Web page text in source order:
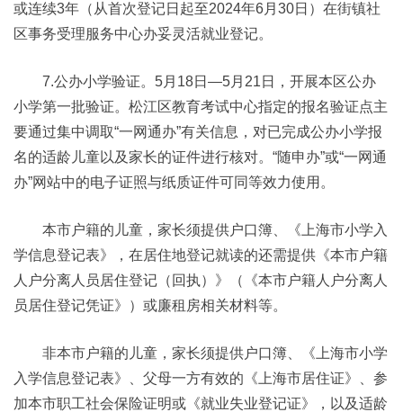
或连续3年（从首次登记日起至2024年6月30日）在街镇社
区事务受理服务中心办妥灵活就业登记。
7.公办小学验证。5月18日—5月21日，开展本区公办
小学第一批验证。松江区教育考试中心指定的报名验证点主
要通过集中调取“一网通办”有关信息，对已完成公办小学报
名的适龄儿童以及家长的证件进行核对。“随申办”或“一网通
办”网站中的电子证照与纸质证件可同等效力使用。
本市户籍的儿童，家长须提供户口簿、《上海市小学入
学信息登记表》，在居住地登记就读的还需提供《本市户籍
人户分离人员居住登记（回执）》（《本市户籍人户分离人
员居住登记凭证》）或廉租房相关材料等。
非本市户籍的儿童，家长须提供户口簿、《上海市小学
入学信息登记表》、父母一方有效的《上海市居住证》、参
加本市职工社会保险证明或《就业失业登记证》，以及适龄